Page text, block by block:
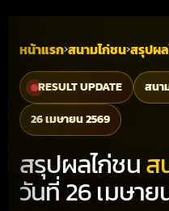
หน้าแรก›สนามไก่ชน›สรุปผ
RESULT UPDATE
สนา
26 เมษายน 2569
สรุปผลไก่ชนส
วันที่ 26 เมษา